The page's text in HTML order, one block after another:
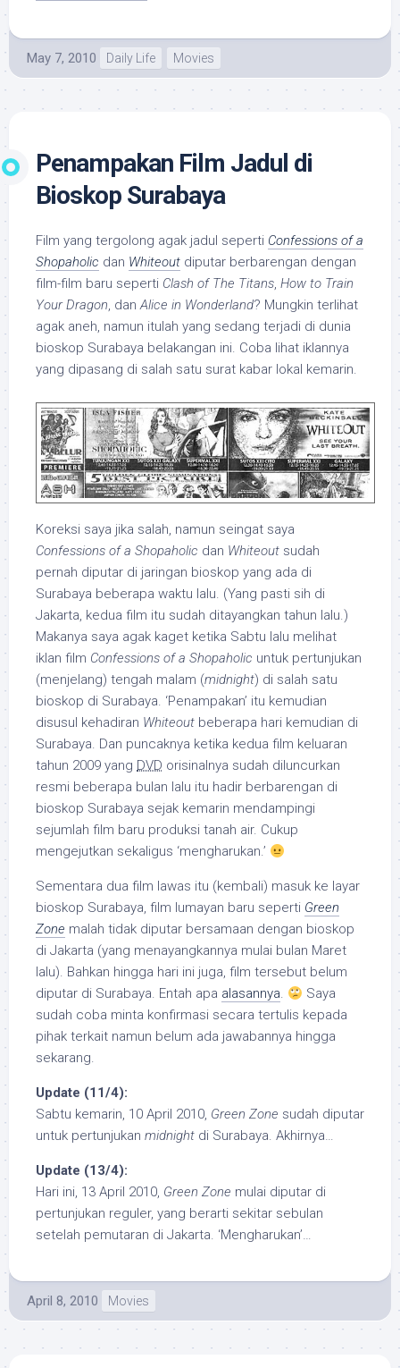
May 7, 2010 Daily Life Movies
Penampakan Film Jadul di
Bioskop Surabaya
Film yang tergolong agak jadul seperti Confessions of a
Shopaholic dan Whiteout diputar berbarengan dengan
film-film baru seperti Clash of The Titans, How to Train
Your Dragon, danAlice in Wonderland? Mungkin terlihat
agak aneh, namun itulah yang sedang terjadi di dunia
bioskop Surabaya belakangan ini. Coba lihat iklannya
yang dipasang di salah satu surat kabar lokal kemarin.
Koreksi saya jika salah, namun seingat saya
Confessions of a Shopaholic dan Whiteout sudah
pernah diputar di jaringan bioskop yang ada di
Surabaya beberapa waktu lalu. (Yang pasti sih di
Jakarta, kedua film itu sudah ditayangkan tahun lalu.)
Makanya saya agak kaget ketika Sabtu lalu melihat
iklan film Confessions of a Shopaholic untuk pertunjukan
(menjelang) tengah malam (midnight) di salah satu
bioskop di Surabaya. ‘Penampakan’ itu kemudian
disusul kehadiran Whiteout beberapa hari kemudian di
Surabaya. Dan puncaknya ketika kedua film keluaran
tahun 2009 yang DVD orisinalnya sudah diluncurkan
resmi beberapa bulan lalu itu hadir berbarengan di
bioskop Surabaya sejak kemarin mendampingi
sejumlah film baru produksi tanah air. Cukup
mengejutkan sekaligus ‘mengharukan.’
Sementara dua film lawas itu (kembali) masuk ke layar
bioskop Surabaya, film lumayan baru seperti Green
Zone malah tidak diputar bersamaan dengan bioskop
di Jakarta (yang menayangkannya mulai bulan Maret
lalu). Bahkan hingga hari ini juga, film tersebut belum
diputar di Surabaya. Entah apa alasannya.
Saya
sudah coba minta konfirmasi secara tertulis kepada
pihak terkait namun belum ada jawabannya hingga
sekarang.
Update (11/4):
Sabtu kemarin, 10 April 2010, Green Zone sudah diputar
untuk pertunjukan midnight di Surabaya. Akhirnya…
Update (13/4):
Hari ini, 13 April 2010, Green Zone mulai diputar di
pertunjukan reguler, yang berarti sekitar sebulan
setelah pemutaran di Jakarta. ‘Mengharukan’…
April 8, 2010 Movies